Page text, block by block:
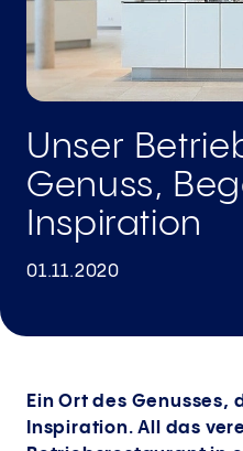
News &
Karriere
Unser
Genuss,
Inspiration
01.11.2020
Ein Ort des
Inspiration. All das